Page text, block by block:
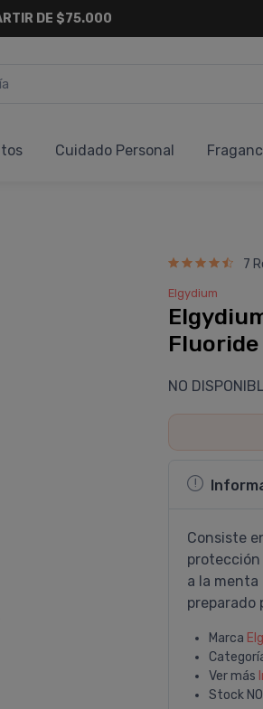
DE $75.000
Cuidado Personal
7
Elgydium
NO
Consiste
a la
preparado
Marca
Ver más
Stock